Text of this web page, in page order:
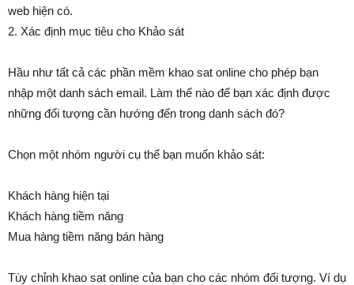
web hiện có.
2. Xác định mục tiêu cho Khảo sát
Hầu như tất cả các phần mềm khao sat online cho phép bạn
nhập một danh sách email. Làm thế nào để bạn xác định được
những đối tượng cần hướng đến trong danh sách đó?
Chọn một nhóm người cụ thể bạn muốn khảo sát:
Khách hàng hiện tại
Khách hàng tiềm năng
Mua hàng tiềm năng bán hàng
Tùy chỉnh khao sat online của bạn cho các nhóm đối tượng. Ví dụ